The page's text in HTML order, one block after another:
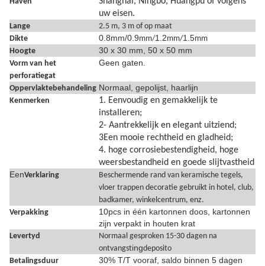
uw eisen.
Lange
2.5 m, 3 m of op maat
Dikte
0.8mm/0.9mm/1.2mm/1.5mm
Hoogte
30 x 30 mm, 50 x 50 mm
Vorm van het
perforatiegat
Geen gaten.
Oppervlaktebehandeling Normaal, gepolijst, haarlijn
Kenmerken
1. Eenvoudig en gemakkelijk te
installeren;
2- Aantrekkelijk en elegant uitziend;
3Een mooie rechtheid en gladheid;
4. hoge corrosiebestendigheid, hoge
weersbestandheid en goede slijtvastheid
EenVerklaring
Beschermende rand van keramische tegels,
vloer trappen decoratie gebruikt in hotel, club,
badkamer, winkelcentrum, enz.
Verpakking
10pcs in één kartonnen doos, kartonnen
zijn verpakt in houten krat
Levertyd
Normaal gesproken 15-30 dagen na
ontvangstingdeposito
Betalingsduur
30% T/T vooraf, saldo binnen 5 dagen